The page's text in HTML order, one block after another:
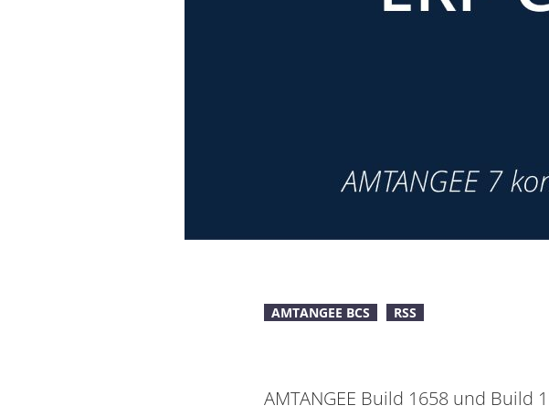
AMTANGEE BCS RSS
AMTANGEE Build 1658 und